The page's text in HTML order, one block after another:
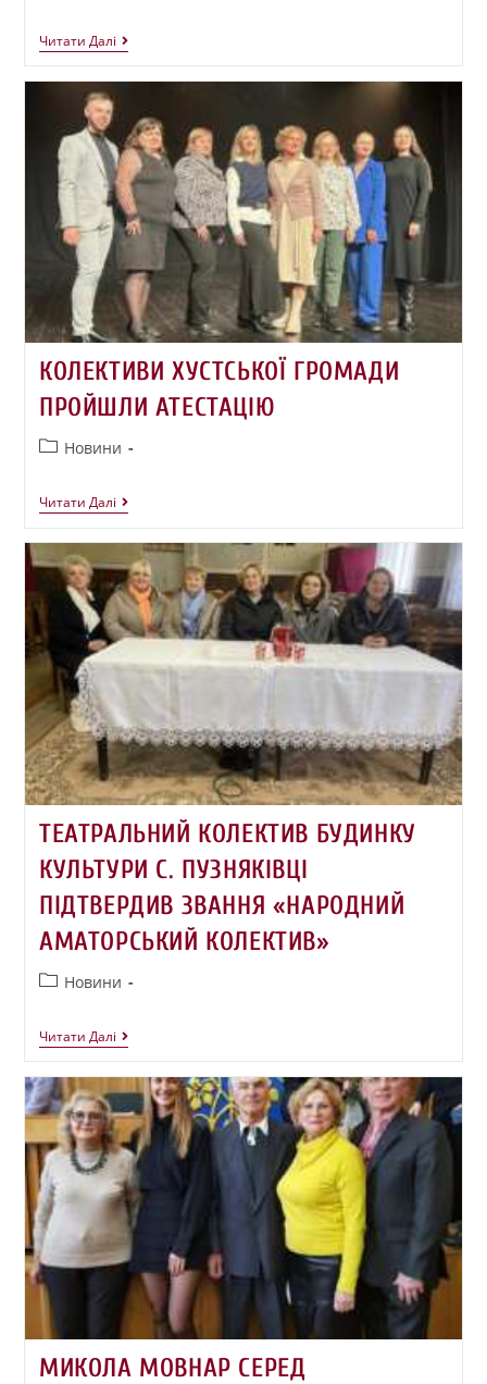
Читати Далі
КОЛЕКТИВИ ХУСТСЬКОЇ ГРОМАДИ
ПРОЙШЛИ АТЕСТАЦІЮ
Новини
Читати Далі
ТЕАТРАЛЬНИЙ КОЛЕКТИВ БУДИНКУ
КУЛЬТУРИ С. ПУЗНЯКІВЦІ
ПІДТВЕРДИВ ЗВАННЯ «НАРОДНИЙ
АМАТОРСЬКИЙ КОЛЕКТИВ»
Новини
Читати Далі
МИКОЛА МОВНАР СЕРЕД